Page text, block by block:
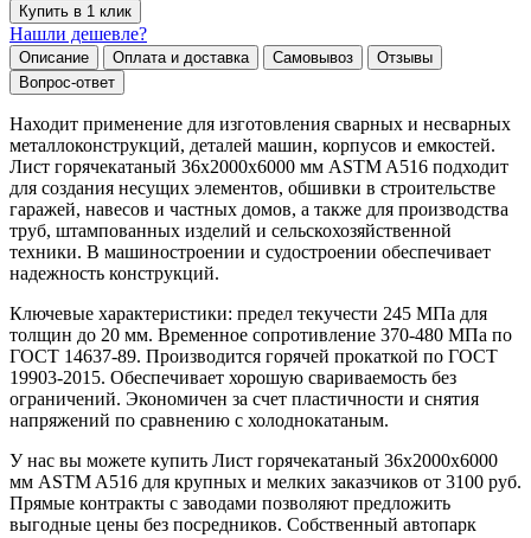
Купить в 1 клик
Нашли дешевле?
Описание Оплата и доставка Самовывоз
Отзывы
Вопрос-ответ
Находит применение для изготовления сварных и несварных
металлоконструкций, деталей машин, корпусов и емкостей.
Лист горячекатаный 36х2000х6000 мм ASTM A516 подходит
для создания несущих элементов, обшивки в строительстве
гаражей, навесов и частных домов, а также для производства
труб, штампованных изделий и сельскохозяйственной
техники. В машиностроении и судостроении обеспечивает
надежность конструкций.
Ключевые характеристики: предел текучести 245 МПа для
толщин до 20 мм. Временное сопротивление 370-480 МПа по
ГОСТ 14637-89. Производится горячей прокаткой по ГОСТ
19903-2015. Обеспечивает хорошую свариваемость без
ограничений. Экономичен за счет пластичности и снятия
напряжений по сравнению с холоднокатаным.
У нас вы можете купить Лист горячекатаный 36х2000х6000
мм ASTM A516 для крупных и мелких заказчиков от 3100 руб.
Прямые контракты с заводами позволяют предложить
выгодные цены без посредников. Собственный автопарк